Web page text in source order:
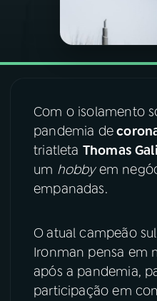
ÚLTIMAS
ACOMPANHE A RÁDIO
YouTube
TikTok
Com o isolamento
pandemia de
triatleta Thomas
um hobbyem
empanadas.
Oatual campeão
Ironman pensa em
após a pandemia,
participação em